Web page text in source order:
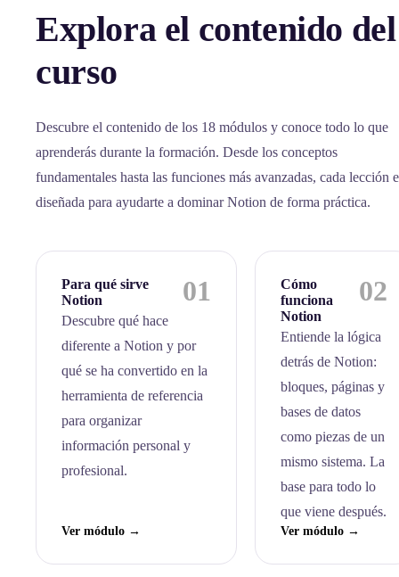
Explora el contenido del
curso
Descubre el contenido de los 18 módulos y conoce todo lo que
aprenderás durante la formación. Desde los conceptos
fundamentales hasta las funciones más avanzadas, cada lección
diseñada para ayudarte a dominar Notion de forma práctica.
Para qué sirve
Notion
01
Descubre qué hace
diferente a Notion y por
qué se ha convertido en la
herramienta de referencia
para organizar
información personal y
profesional.
Ver módulo →
Cómo
funciona
Notion
02
Entiende la lógica
detrás de Notion:
bloques, páginas y
bases de datos
como piezas de un
mismo sistema. La
base para todo lo
que viene después.
Ver módulo →